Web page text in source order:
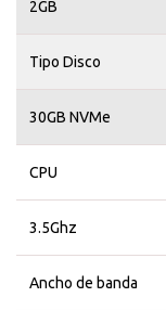
2GB
Tipo Disco
30GB NVMe
CPU
3.5Ghz
Ancho de banda